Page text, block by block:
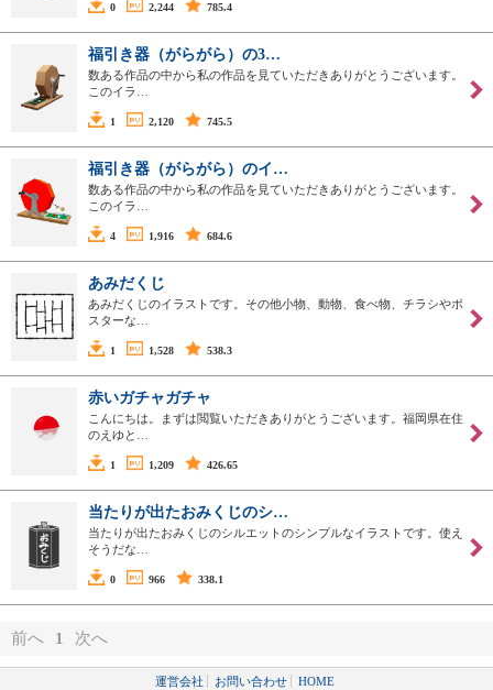
0 2,244 785.4
福引き器（がらがら）の3…
数ある作品の中から私の作品を見ていただきありがとうございます。
このイラ…
1 2,120 745.5
福引き器（がらがら）のイ…
数ある作品の中から私の作品を見ていただきありがとうございます。
このイラ…
4 1,916 684.6
あみだくじ
あみだくじのイラストです。その他小物、動物、食べ物、チラシやポ
スターな…
1 1,528 538.3
赤いガチャガチャ
こんにちは。まずは閲覧いただきありがとうございます。福岡県在住
のえゆと…
1 1,209 426.65
当たりが出たおみくじのシ…
当たりが出たおみくじのシルエットのシンプルなイラストです。使え
そうだな…
0 966 338.1
前へ 1 次へ
運営会社 お問い合わせ HOME